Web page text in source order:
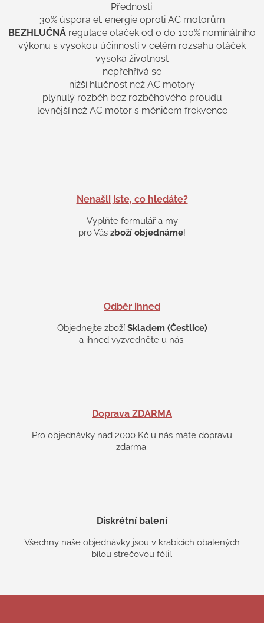
Přednosti:
30% úspora el. energie oproti AC motorům
BEZHLUĆNÁ regulace otáček od 0 do 100% nominálního
výkonu s vysokou účinností v celém rozsahu otáček
vysoká životnost
nepřehřívá se
nižší hlučnost než AC motory
plynulý rozběh bez rozběhového proudu
levnější než AC motor s měničem frekvence
Nenašli jste, co hledáte?
Vyplňte formulář a my
pro Vás zboží objednáme!
Odběr ihned
Objednejte zboží Skladem (Čestlice)
a ihned vyzvedněte u nás.
Doprava ZDARMA
Pro objednávky nad 2000 Kč u nás máte dopravu
zdarma.
Diskrétní balení
Všechny naše objednávky jsou v krabicích obalených
bílou strečovou fólií.